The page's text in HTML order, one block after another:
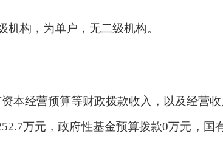
构，为单户，无二级机构。
本经营预算等财政拨款收入，以及经营收
万元，政府性基金预算拨款0万元，